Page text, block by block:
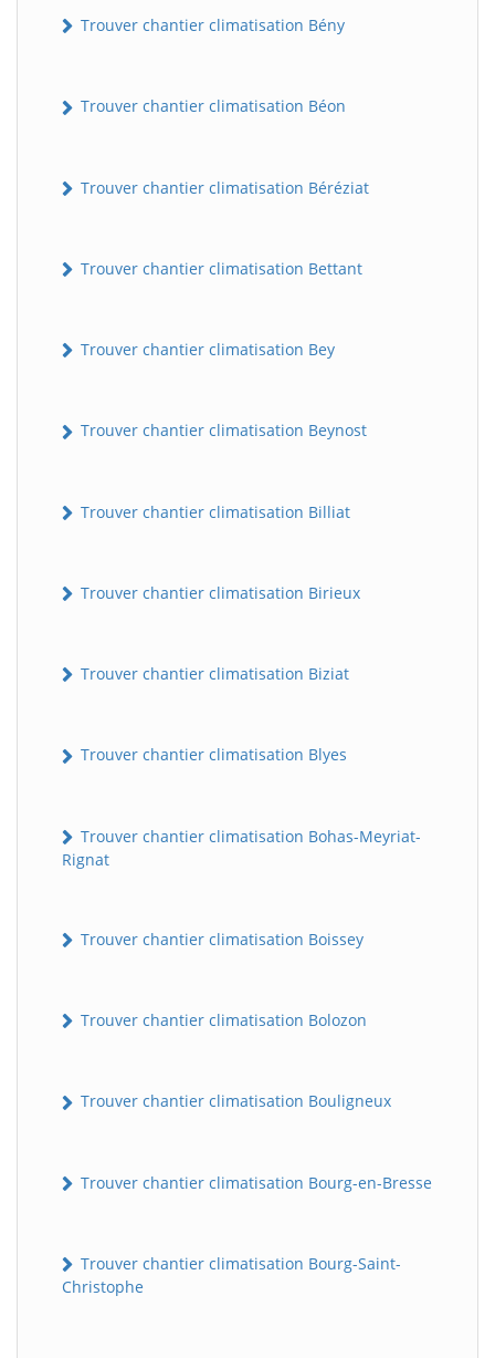
Trouver chantier climatisation Bény
Trouver chantier climatisation Béon
Trouver chantier climatisation Béréziat
Trouver chantier climatisation Bettant
Trouver chantier climatisation Bey
Trouver chantier climatisation Beynost
Trouver chantier climatisation Billiat
Trouver chantier climatisation Birieux
Trouver chantier climatisation Biziat
Trouver chantier climatisation Blyes
Trouver chantier climatisation Bohas-Meyriat-
Rignat
Trouver chantier climatisation Boissey
Trouver chantier climatisation Bolozon
Trouver chantier climatisation Bouligneux
Trouver chantier climatisation Bourg-en-Bresse
Trouver chantier climatisation Bourg-Saint-
Christophe